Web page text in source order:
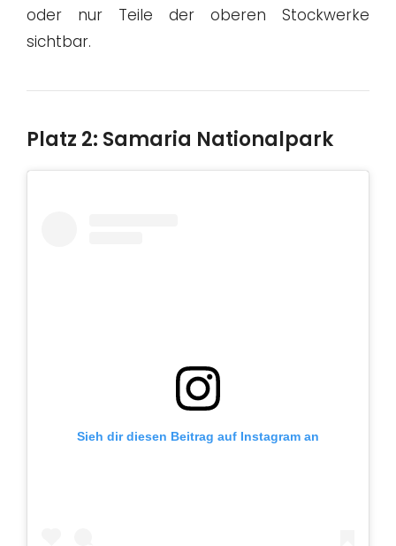
oder nur Teile der oberen Stockwerke
sichtbar.
Platz 2: Samaria Nationalpark
Sieh dir diesen Beitrag auf Instagram an